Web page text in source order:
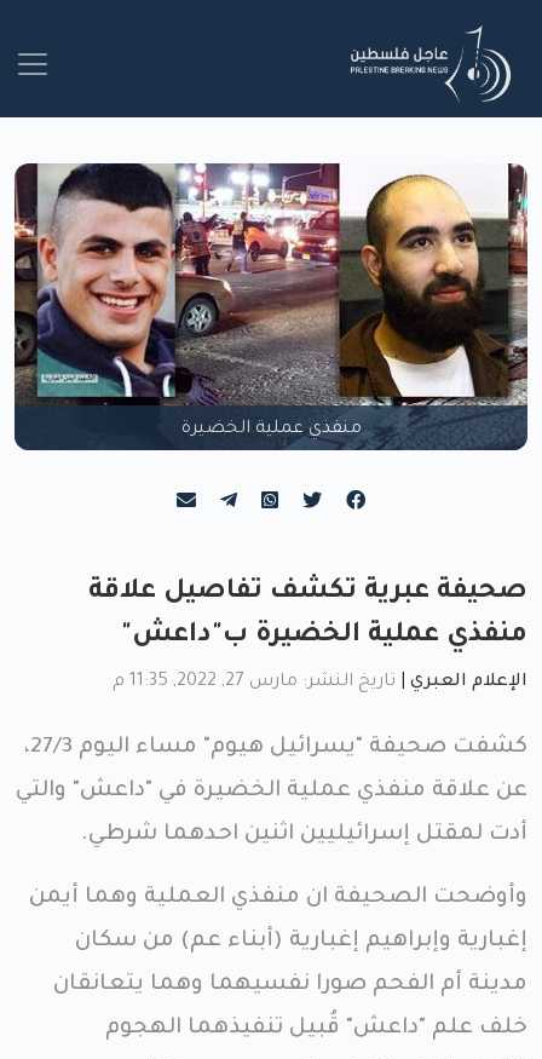
منفذي عملية الخضيرة
صحيفة عبرية تكشف تفاصيل علاقة
منفذي عملية الخضيرة ب"داعش"
الإعلام العبري تاريخ النشر: مارس 27, 2022, 11:35 م
كشفت صحيفة "يسرائيل هيوم" مساء اليوم 27/3،
عن علاقة منفذي عملية الخضيرة في "داعش" والتي
أدت لمقتل إسرائيليين اثنين احدهما شرطي.
وأوضحت الصحيفة ان منفذي العملية وهما أيمن
إغبارية وإبراهيم إغبارية (أبناء عم) من سكان
مدينة أم الفحم صورا نفسيهما وهما يتعانقان
خلف علم "داعش" قُبيل تنفيذهما الهجوم